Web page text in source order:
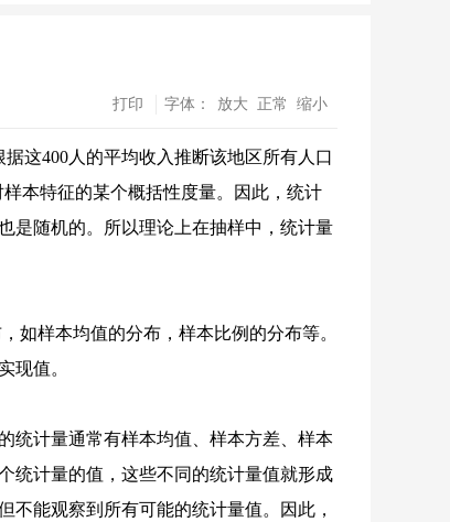
打印 字体： 放大 正常 缩小
这400人的平均收入推断该地区所有人口
本特征的某个概括性度量。因此，统计
是随机的。所以理论上在抽样中，统计量
如样本均值的分布，样本比例的分布等。
现值。
统计量通常有样本均值、样本方差、样本
统计量的值，这些不同的统计量值就形成
能观察到所有可能的统计量值。因此，